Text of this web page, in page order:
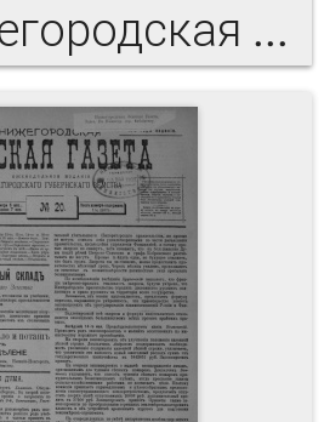
Нижегородская земская газета 1908